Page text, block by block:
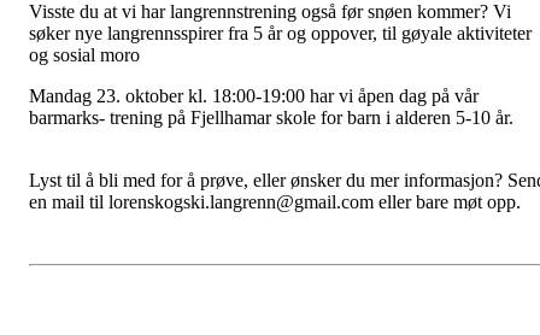
Visste du at vi har langrennstrening også før snøen kommer? Vi
søker nye langrennsspirer fra 5 år og oppover, til gøyale aktiviteter
og sosial moro
Mandag 23. oktober kl. 18:00-19:00 har vi åpen dag på vår
barmarks- trening på Fjellhamar skole for barn i alderen 5-10
Lyst til å bli med for å prøve, eller ønsker du mer informasjon?
en mail til lorenskogski.langrenn@gmail.com eller bare møt opp.